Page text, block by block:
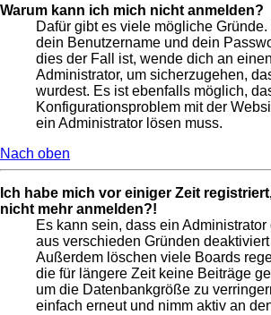
Warum kann ich mich nicht anmelden?
Dafür gibt es viele mögliche
dein Benutzername und dein
dies der Fall ist, wende dich an
Administrator, um sicherzugehen,
wurdest. Es ist ebenfalls möglich,
Konfigurationsproblem mit der
ein Administrator lösen muss.
Nach oben
Ich habe mich vor einiger Zeit
nicht mehr anmelden?!
Es kann sein, dass ein
aus verschieden Gründen
Außerdem löschen viele Boards
die für längere Zeit keine Beiträge
um die Datenbankgröße zu
einfach erneut und nimm aktiv an